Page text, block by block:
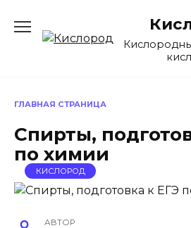
содержанию
ГЛАВНАЯ СТРАНИЦА
Спирты,
по химии
КИСЛОРОД
АВТОР